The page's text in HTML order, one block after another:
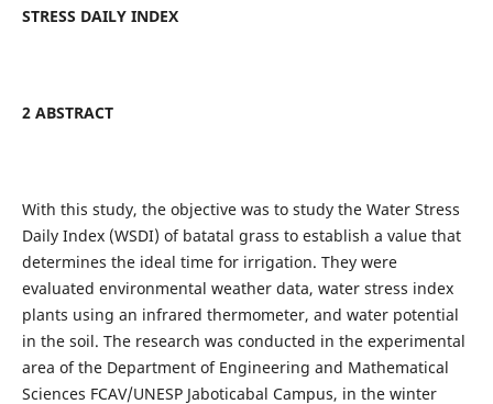
STRESS DAILY INDEX
2 ABSTRACT
With this study, the objective was to study the Water Stress
Daily Index (WSDI) of batatal grass to establish a value that
determines the ideal time for irrigation. They were
evaluated environmental weather data, water stress index
plants using an infrared thermometer, and water potential
in the soil. The research was conducted in the experimental
area of the Department of Engineering and Mathematical
Sciences FCAV/UNESP Jaboticabal Campus, in the winter